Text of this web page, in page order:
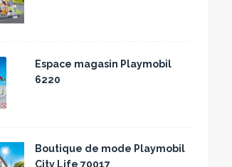
Espace magasin Playmobil
6220
Boutique de mode Playmobil
City Life 70017